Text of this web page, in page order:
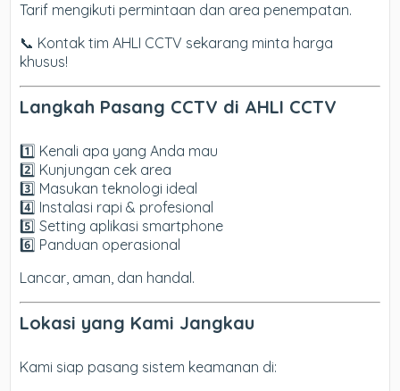
Tarif mengikuti permintaan dan area penempatan.
📞 Kontak tim AHLI CCTV sekarang minta harga
khusus!
Langkah Pasang CCTV di AHLI CCTV
1️⃣ Kenali apa yang Anda mau
2️⃣ Kunjungan cek area
3️⃣ Masukan teknologi ideal
4️⃣ Instalasi rapi & profesional
5️⃣ Setting aplikasi smartphone
6️⃣ Panduan operasional
Lancar, aman, dan handal.
Lokasi yang Kami Jangkau
Kami siap pasang sistem keamanan di: